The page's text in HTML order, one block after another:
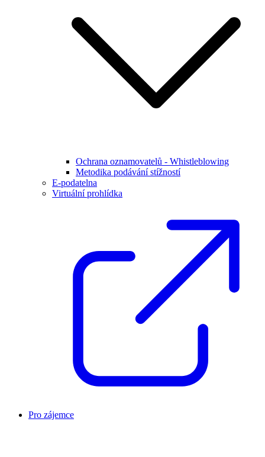
Ochrana oznamovatelů - Whistleblowing
Metodika podávání stížností
E-podatelna
Virtuální prohlídka
Pro zájemce